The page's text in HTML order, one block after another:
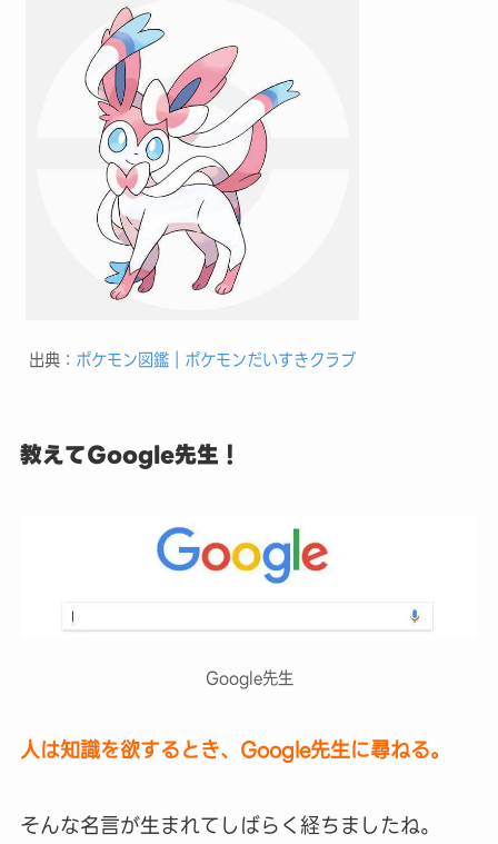
出典： ポケモン図鑑｜ポケモンだいすきクラブ
教えてGoogle先生！
Google先生
人は知識を欲するとき、Google先生に尋ねる。
そんな名言が生まれてしばらく経ちましたね。